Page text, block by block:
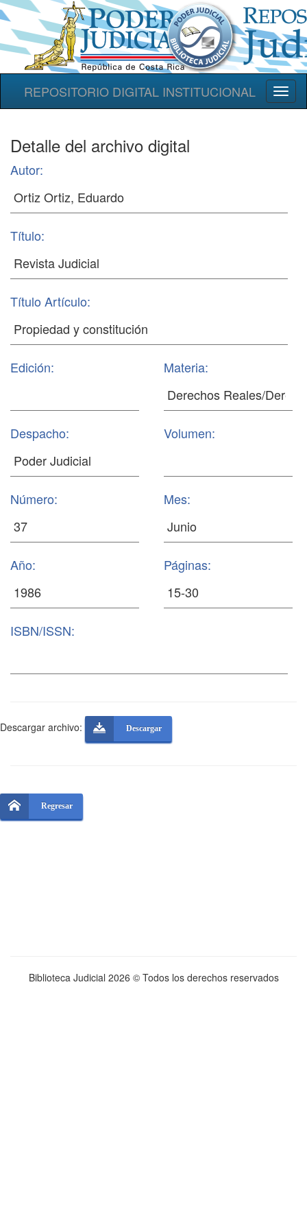
REPOSITORIO DIGITAL INSTITUCIONAL
Detalle del archivo digital
Autor:
Título:
Título Artículo:
Edición: Materia:
Despacho: Volumen:
Número: Mes:
Año: Páginas:
ISBN/ISSN:
Descargar archivo: Descargar
Regresar
Biblioteca Judicial 2026 © Todos los derechos reservados